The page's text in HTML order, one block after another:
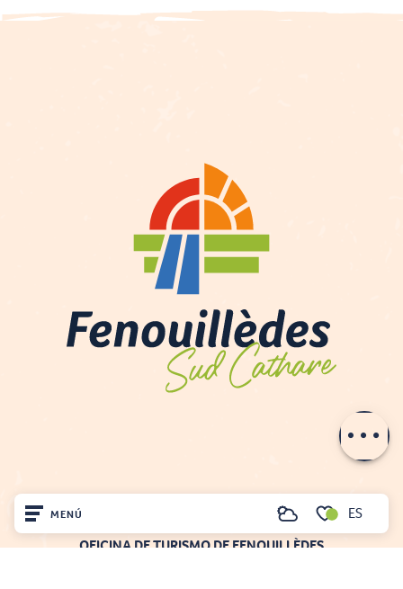
MENÚ
Voir les favoris
Buscar ES
OFICINA DE TURISMO DE FENOUILLÈDES